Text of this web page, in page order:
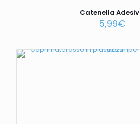
Catenella
5,99€